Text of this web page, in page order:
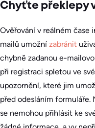
Chyťte překlepy
Ověřování v reálném čase
mailů umožní zabránit
chybně zadanou e-
při registraci spletou ve
upozornění, které jim
před odesláním
se nemohou přihlásit ke